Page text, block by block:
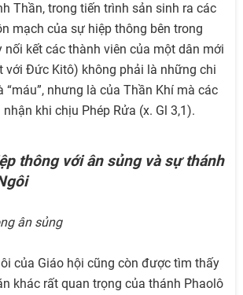
Thần, trong tiến trình sản sinh ra các
mạch của sự hiệp thông bên trong
nối kết các thành viên của một dân mới
với Đức Kitô) không phải là những chi
“máu”, nhưng là của Thần Khí mà các
khi chịu Phép Rửa (x. Gl 3,1).
thông với ân sủng và sự thánh
ân sủng
của Giáo hội cũng còn được tìm thấy
khác rất quan trọng của thánh Phaolô